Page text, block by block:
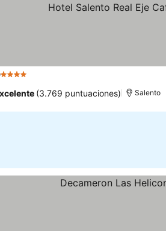
4 Estrellas
(3.769 puntuaciones) Salento